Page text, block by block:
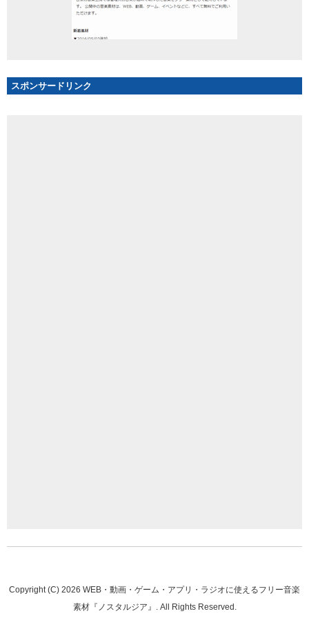
スポンサードリンク
Copyright (C) 2026 WEB・動画・ゲーム・アプリ・ラジオに使えるフリー音楽
素材『ノスタルジア』 . All Rights Reserved.